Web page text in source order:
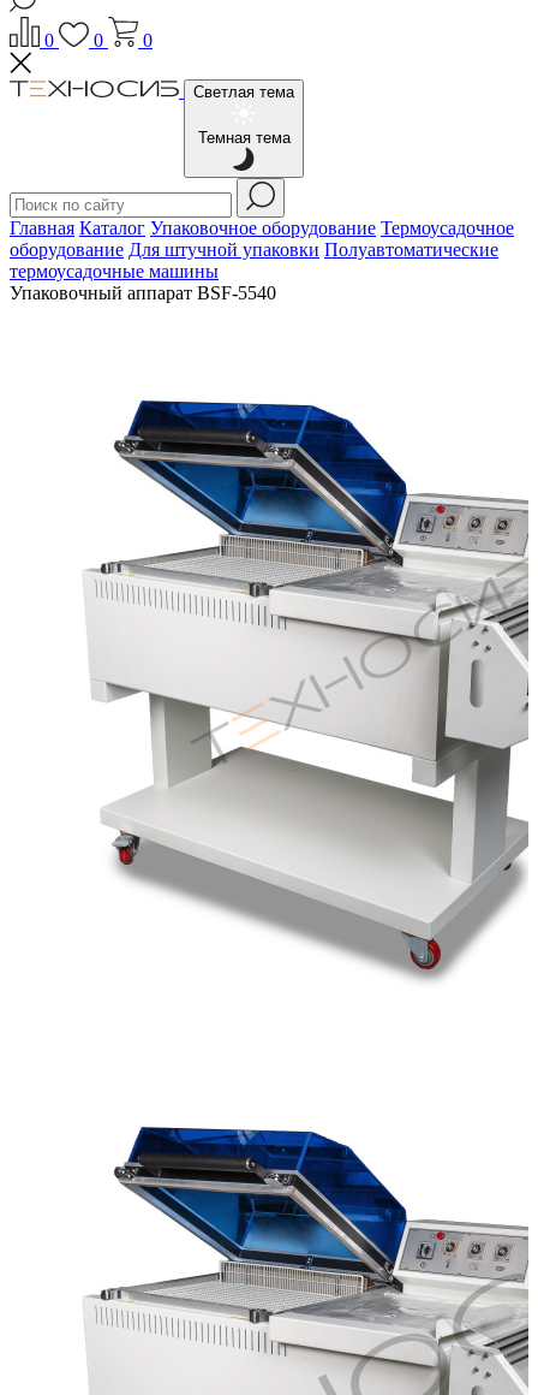
0 0 0
Светлая тема
Темная тема
Главная Каталог Упаковочное оборудование Термоусадочное
оборудование Для штучной упаковки Полуавтоматические
термоусадочные машины
Упаковочный аппарат BSF-5540